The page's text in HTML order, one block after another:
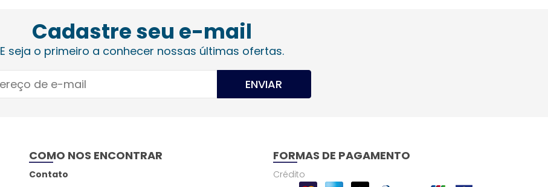
Cadastre seu e-mail
E seja o primeiro a conhecer nossas últimas ofertas.
ENVIAR
COMO NOS ENCONTRAR
Contato
FORMAS DE PAGAMENTO
Crédito